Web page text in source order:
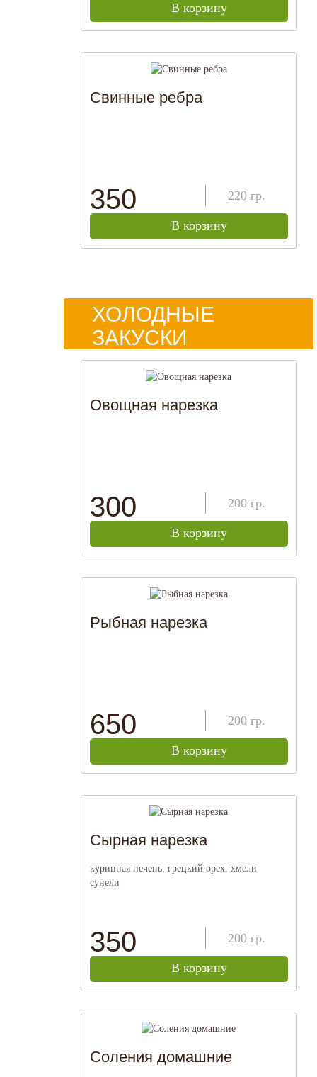
В корзину
Свинные ребра
350 220 гр.
В корзину
ХОЛОДНЫЕ
ЗАКУСКИ
Овощная нарезка
300 200 гр.
В корзину
Рыбная нарезка
650 200 гр.
В корзину
Сырная нарезка
куринная печень, грецкий орех, хмели
сунели
350 200 гр.
В корзину
Соления домашние